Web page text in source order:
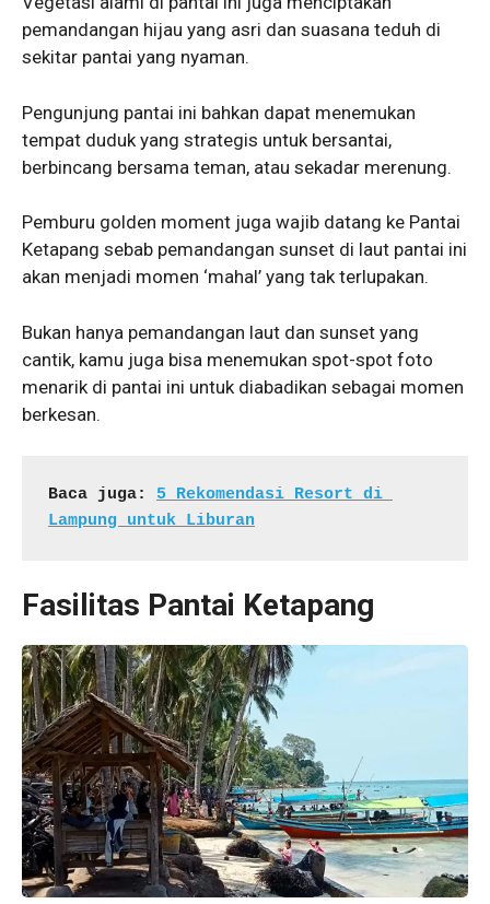
pemandangan hijau yang asri dan suasana teduh di
sekitar pantai yang nyaman.
Pengunjung pantai ini bahkan dapat menemukan
tempat duduk yang strategis untuk bersantai,
berbincang bersama teman, atau sekadar merenung.
Pemburu golden moment juga wajib datang ke Pantai
Ketapang sebab pemandangan sunset di laut pantai ini
akan menjadi momen ‘mahal’ yang tak terlupakan.
Bukan hanya pemandangan laut dan sunset yang
cantik, kamu juga bisa menemukan spot-spot foto
menarik di pantai ini untuk diabadikan sebagai momen
berkesan.
Baca juga: 5 Rekomendasi Resort di
Lampung untuk Liburan
Fasilitas Pantai Ketapang